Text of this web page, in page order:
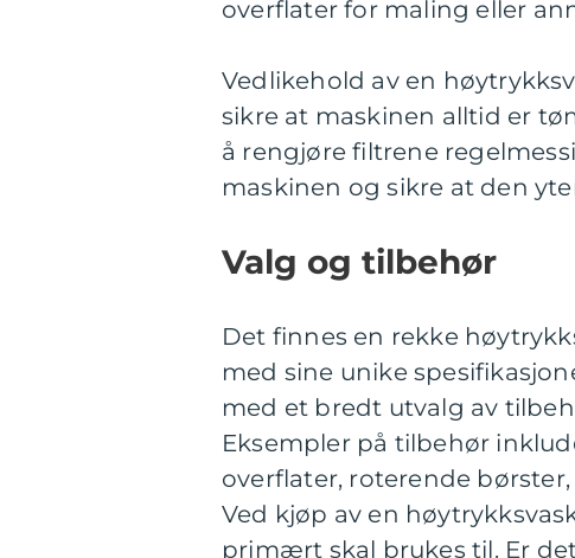
overflater for maling eller
Vedlikehold av en
sikre at maskinen alltid er
å rengjøre filtrene
maskinen og sikre at den
Valg og tilbehør
Det finnes en rekke
med sine unike
med et bredt utvalg av
Eksempler på tilbehør
overflater, roterende
Ved kjøp av en
primært skal brukes til. Er